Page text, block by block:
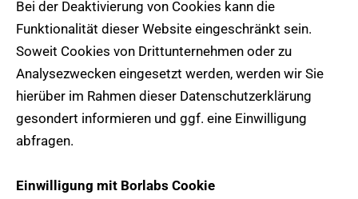
Bei der Deaktivierung von Cookies kann die
Funktionalität dieser Website eingeschränkt sein.
Soweit Cookies von Drittunternehmen oder zu
Analysezwecken eingesetzt werden, werden wir Sie
hierüber im Rahmen dieser Datenschutzerklärung
gesondert informieren und ggf. eine Einwilligung
abfragen.
Einwilligung mit Borlabs Cookie